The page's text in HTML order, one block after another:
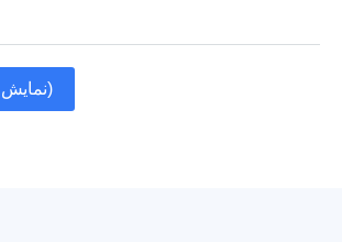
نمایش فرم نظرات (0)